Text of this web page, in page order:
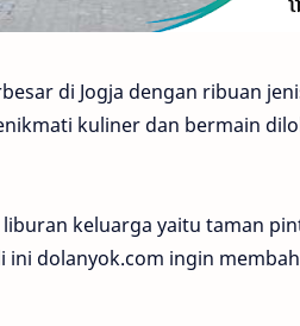
di Jogja dengan ribuan
kuliner dan bermain
keluarga yaitu taman
ini dolanyok.com ingin